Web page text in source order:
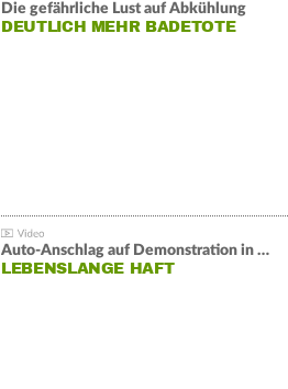
Die gefährliche Lust auf Abkühlung
DEUTLICH MEHR BADETOTE
Auto-Anschlag auf Demonstration in München:
LEBENSLANGE HAFT